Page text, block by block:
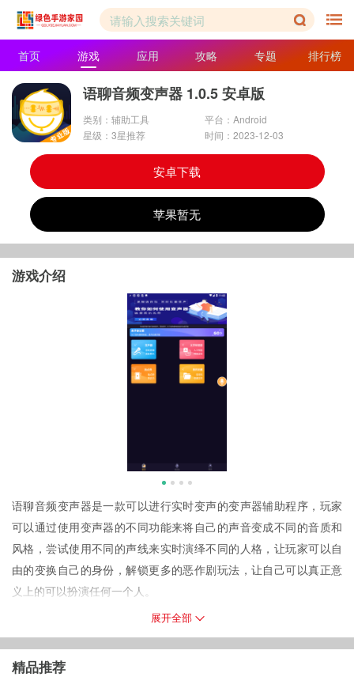
首页 游戏 应用 攻略 专题 排行榜
语聊音频变声器 1.0.5 安卓版
类别：辅助工具
平台：Android
星级：3星推荐
时间：2023-12-03
安卓下载
苹果暂无
游戏介绍
语聊音频变声器是一款可以进行实时变声的变声器辅助程序，玩家
可以通过使用变声器的不同功能来将自己的声音变成不同的音质和
风格，尝试使用不同的声线来实时演绎不同的人格，让玩家可以自
由的变换自己的身份，解锁更多的恶作剧玩法，让自己可以真正意
义上的可以扮演任何一个人。
可以进行自定义化设计，不断地尝试新的方式方法来进行解锁；
2.程序支持直接进行实时变声，玩家不需要再不断地放录制好的录
展开全部
精品推荐